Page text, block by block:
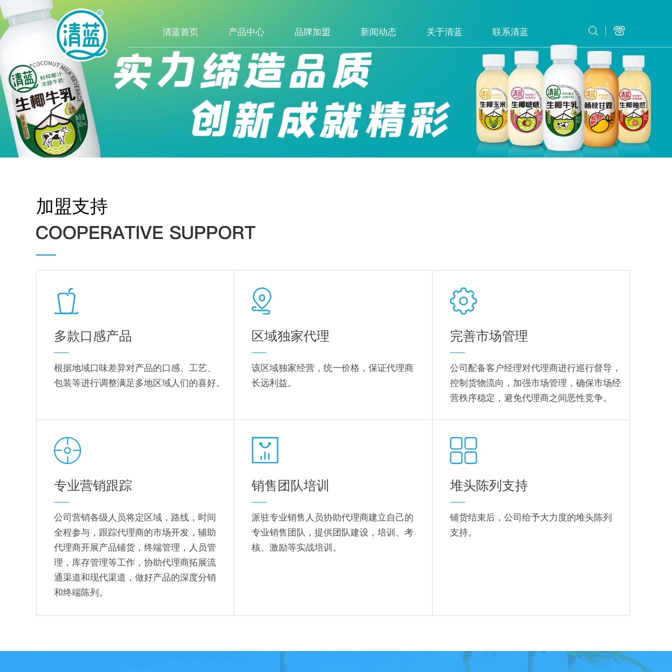
清蓝首页 产品中心 品牌加盟 新闻动态 关于清蓝 联系清蓝
加盟支持
多款口感产品
根据地域口味差异对产品的口感、工艺、
包装等进行调整满足多地区域人们的喜好。
区域独家代理
该区域独家经营，统一价格，保证代理商
长远利益。
完善市场管理
公司配备客户经理对代理商进行巡行督导，
控制货物流向，加强市场管理，确保市场经
营秩序稳定，避免代理商之间恶性竞争。
专业营销跟踪
公司营销各级人员将定区域，路线，时间
全程参与，跟踪代理商的市场开发，辅助
代理商开展产品铺货，终端管理，人员管
理，库存管理等工作，协助代理商拓展流
通渠道和现代渠道，做好产品的深度分销
和终端陈列。
销售团队培训
派驻专业销售人员协助代理商建立自己的
专业销售团队，提供团队建设，培训、考
核、激励等实战培训。
堆头陈列支持
铺货结束后，公司给予大力度的堆头陈列
支持。